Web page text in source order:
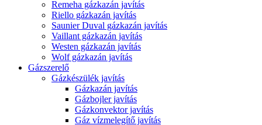
Remeha gázkazán javítás
Riello gázkazán javítás
Saunier Duval gázkazán javítás
Vaillant gázkazán javítás
Westen gázkazán javítás
Wolf gázkazán javítás
Gázszerelő
Gázkészülék javítás
Gázkazán javítás
Gázbojler javítás
Gázkonvektor javítás
Gáz vízmelegítő javítás